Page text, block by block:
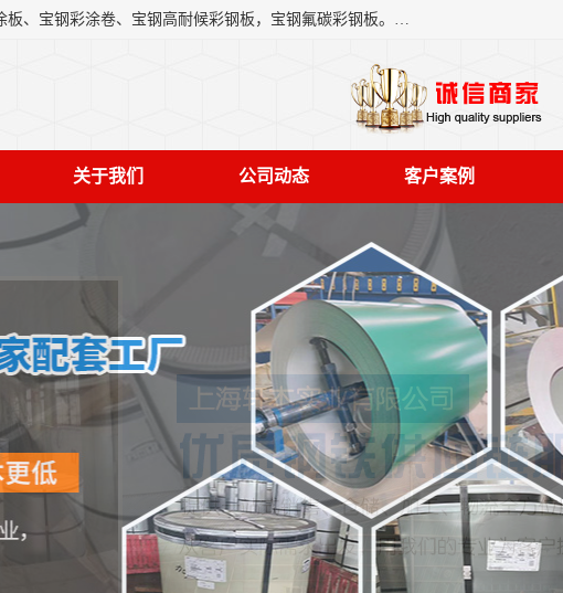
上海轩本实业有限公司主营产品：宝钢彩钢板、宝钢彩钢卷、宝钢彩涂板、宝钢彩涂卷、宝钢高耐候彩钢板，宝钢氟碳彩钢板。是一家集钢铁贸易，物流、加工为一体的产业全配套公司。
关于我们 公司动态 客户案例